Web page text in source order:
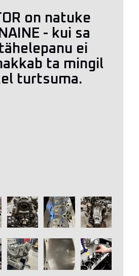
on natuke
- kui sa
ei
ta mingil
turtsuma.